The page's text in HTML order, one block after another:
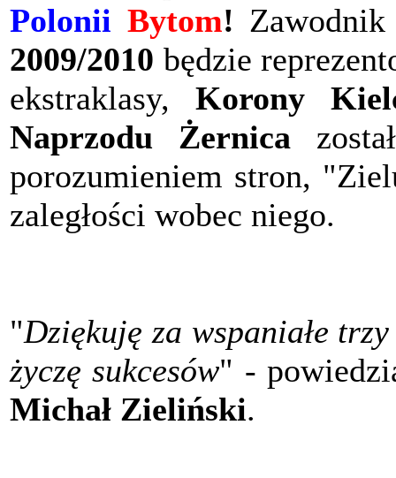
Polonii Bytom!
2009/2010 będzie
ekstraklasy,Korony
Naprzodu Żernica
porozumieniem stron,
zaległości wobec niego.
"Dziękuję za wspaniałe
życzę sukcesów" -
Michał Zieliński.